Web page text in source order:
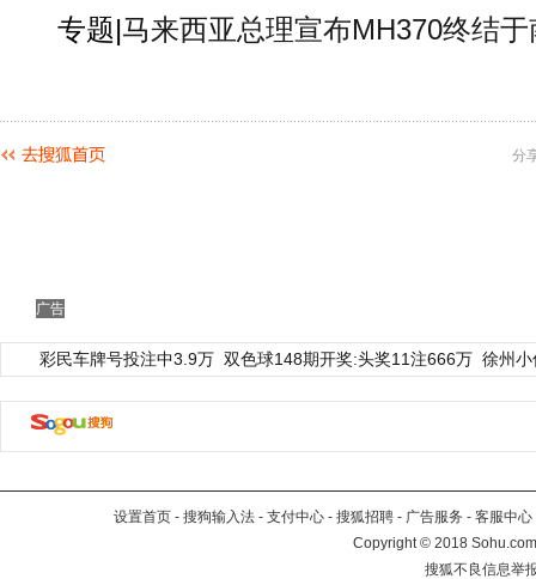
专题|马来西亚总理宣布MH370终结
分
广告
彩民车牌号投注中3.9万 双色球148期开奖:头奖11注666万 徐州
设置首页 - 搜狗输入法 - 支付中心 - 搜狐招聘 - 广告服务 - 客服中心
Copyright©2018
搜狐不良信息举